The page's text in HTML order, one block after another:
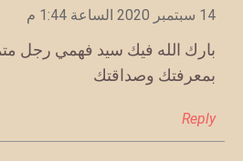
14 سبتمبر 2020 الساعة 1:44 م
بارك الله فيك سيد فهمي رجل
بمعرفتك وصداقتك
Reply